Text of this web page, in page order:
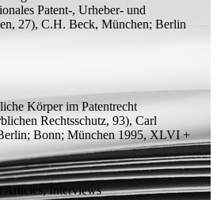
Patent-, Urheber- und
27), C.H. Beck, München; Berlin
Körper im Patentrecht
Rechtsschutz, 93), Carl
Bonn; München 1995, XLVI +
Articles, Interviews